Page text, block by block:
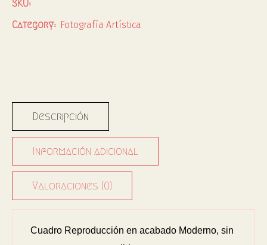
SKU:
Category: Fotografía Artística
Descripción
Información adicional
Valoraciones (0)
Cuadro Reproducción en acabado Moderno, sin